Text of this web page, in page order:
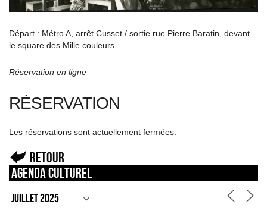
Départ : Métro A, arrêt Cusset / sortie rue Pierre Baratin, devant
le square des Mille couleurs.
Réservation en ligne
RÉSERVATION
Les réservations sont actuellement fermées.
Retour
Agenda culturel